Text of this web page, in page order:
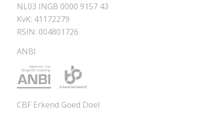
NL03 INGB 0000 9157 43
KvK: 41172279
RSIN: 004801726
ANBI
CBF Erkend Goed Doel